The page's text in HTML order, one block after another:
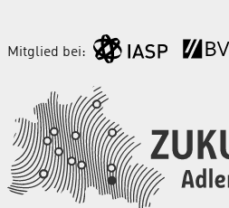
Mitglied bei: